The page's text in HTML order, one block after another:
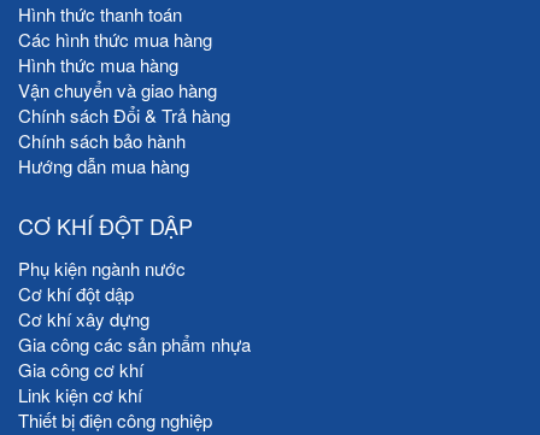
Hình thức thanh toán
Các hình thức mua hàng
Hình thức mua hàng
Vận chuyển và giao hàng
Chính sách Đổi & Trả hàng
Chính sách bảo hành
Hướng dẫn mua hàng
CƠ KHÍ ĐỘT DẬP
Phụ kiện ngành nước
Cơ khí đột dập
Cơ khí xây dựng
Gia công các sản phẩm nhựa
Gia công cơ khí
Link kiện cơ khí
Thiết bị điện công nghiệp